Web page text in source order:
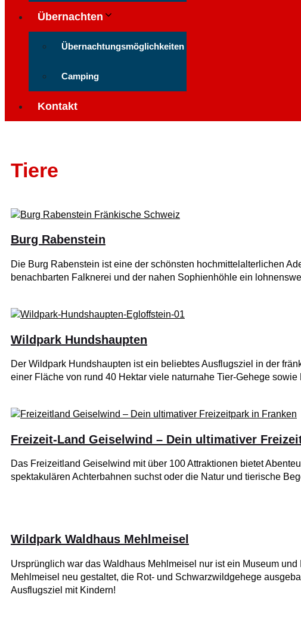
Übernachten
Übernachtungsmöglichkeiten
Camping
Kontakt
Tiere
Burg Rabenstein
Die Burg Rabenstein ist eine der schönsten hochmittelalterlichen
benachbarten Falknerei und der nahen Sophienhöhle ein
Wildpark Hundshaupten
Der Wildpark Hundshaupten ist ein beliebtes Ausflugsziel in der
einer Fläche von rund 40 Hektar viele naturnahe Tier-Gehege
Freizeit-Land Geiselwind – Dein ultimativer
Das Freizeitland Geiselwind mit über 100 Attraktionen bietet
spektakulären Achterbahnen suchst oder die Natur und tierische
Wildpark Waldhaus Mehlmeisel
Ursprünglich war das Waldhaus Mehlmeisel nur ist ein Museum
Mehlmeisel neu gestaltet, die Rot- und Schwarzwildgehege
Ausflugsziel mit Kindern!